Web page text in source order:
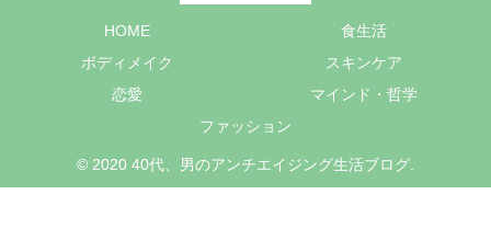
HOME
食生活
ボディメイク
スキンケア
恋愛
マインド・哲学
ファッション
© 2020 40代、男のアンチエイジング生活ブログ.